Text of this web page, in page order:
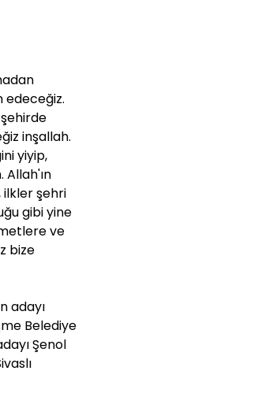
edeceğiz.
inşallah.
yiyip,
ilkler şehri
gibi yine
ve
bize
adayı
Belediye
Şenol